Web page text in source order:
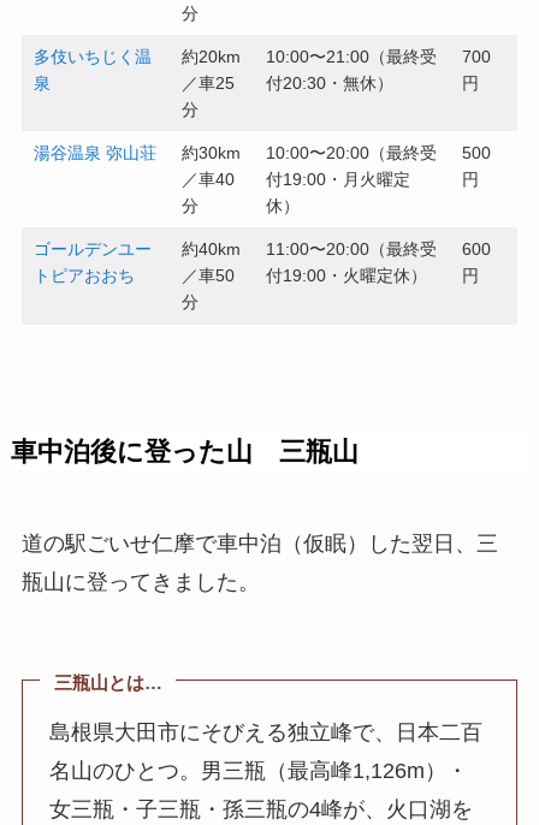
分
多伎いちじく温
泉
約20km
／車25
分
10:00〜21:00（最終受
付20:30・無休）
700
円
湯谷温泉 弥山荘
約30km
／車40
分
10:00〜20:00（最終受
付19:00・月火曜定
休）
500
円
ゴールデンユー
トピアおおち
約40km
／車50
分
11:00〜20:00（最終受
付19:00・火曜定休）
600
円
車中泊後に登った山 三瓶山
道の駅ごいせ仁摩で車中泊（仮眠）した翌日、三
瓶山に登ってきました。
三瓶山とは…
島根県大田市にそびえる独立峰で、日本二百
名山のひとつ。男三瓶（最高峰1,126m）・
女三瓶・子三瓶・孫三瓶の4峰が、火口湖を